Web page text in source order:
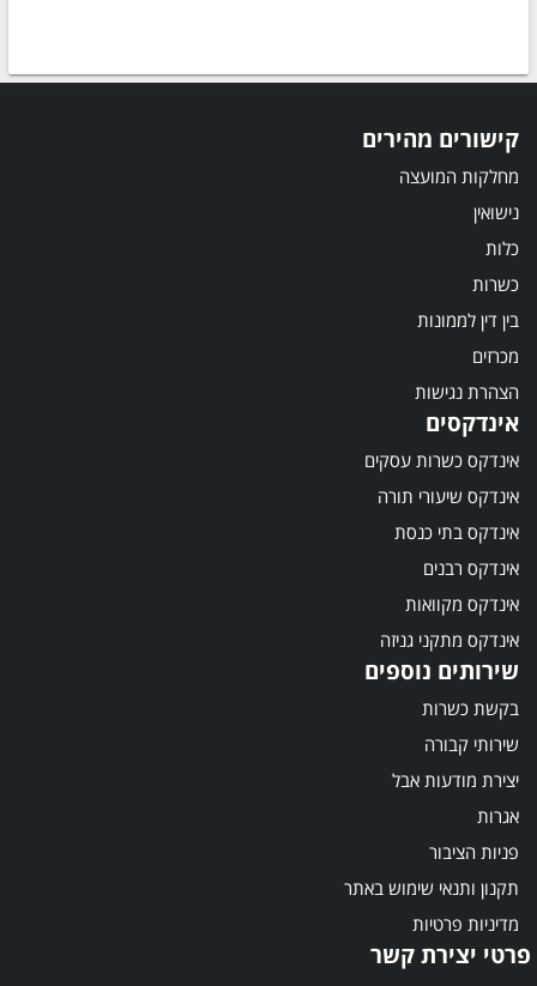
קישורים מהירים
מחלקות המועצה
נישואין
כלות
כשרות
בין דין לממונות
מכרזים
הצהרת נגישות
אינדקסים
אינדקס כשרות עסקים
אינדקס שיעורי תורה
אינדקס בתי כנסת
אינדקס רבנים
אינדקס מקוואות
אינדקס מתקני גניזה
שירותים נוספים
בקשת כשרות
שירותי קבורה
יצירת מודעות אבל
אגרות
פניות הציבור
תקנון ותנאי שימוש באתר
מדיניות פרטיות
פרטי יצירת קשר